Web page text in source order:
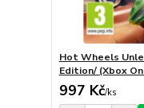
Hot Wheels
Edition/ (Xbox
997 Kč/ks